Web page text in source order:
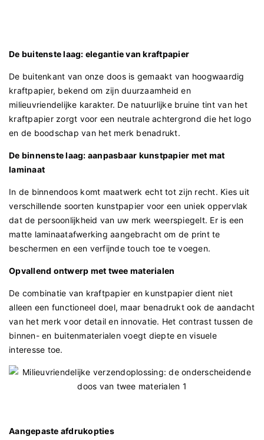
De buitenste laag: elegantie van kraftpapier
De buitenkant van onze doos is gemaakt van hoogwaardig
kraftpapier, bekend om zijn duurzaamheid en
milieuvriendelijke karakter. De natuurlijke bruine tint van het
kraftpapier zorgt voor een neutrale achtergrond die het logo
en de boodschap van het merk benadrukt.
De binnenste laag: aanpasbaar kunstpapier met mat
laminaat
In de binnendoos komt maatwerk echt tot zijn recht. Kies uit
verschillende soorten kunstpapier voor een uniek oppervlak
dat de persoonlijkheid van uw merk weerspiegelt. Er is een
matte laminaatafwerking aangebracht om de print te
beschermen en een verfijnde touch toe te voegen.
Opvallend ontwerp met twee materialen
De combinatie van kraftpapier en kunstpapier dient niet
alleen een functioneel doel, maar benadrukt ook de aandacht
van het merk voor detail en innovatie. Het contrast tussen de
binnen- en buitenmaterialen voegt diepte en visuele
interesse toe.
Aangepaste afdrukopties